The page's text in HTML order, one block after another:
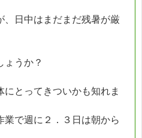
、日中はまだまだ残暑が厳
ょうか？
とってきついかも知れま
で週に２．３日は朝から